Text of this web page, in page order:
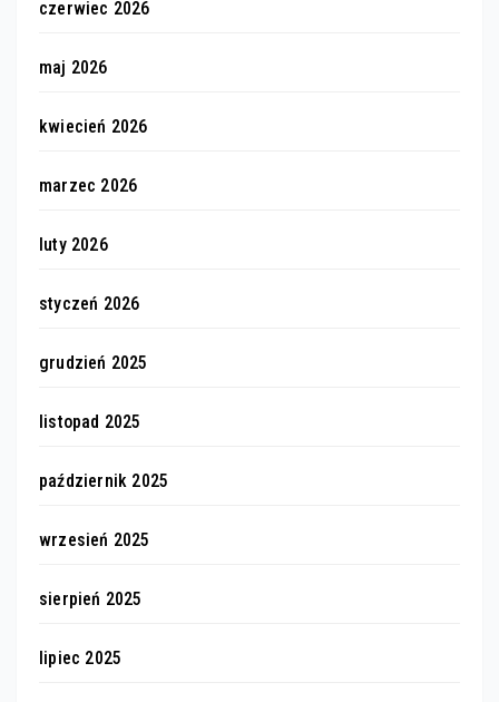
czerwiec 2026
maj 2026
kwiecień 2026
marzec 2026
luty 2026
styczeń 2026
grudzień 2025
listopad 2025
październik 2025
wrzesień 2025
sierpień 2025
lipiec 2025